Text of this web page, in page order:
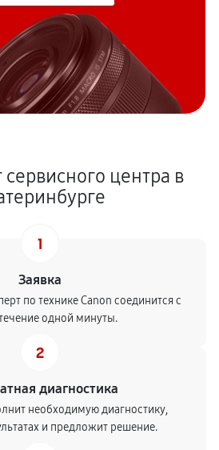
центра в
1
Заявка
по технике Canon соединится с
одной минуты.
2
диагностика
необходимую диагностику,
и предложит решение.